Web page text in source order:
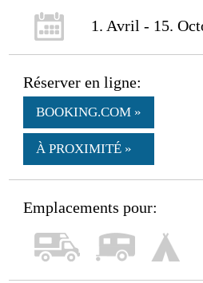
1. Avril - 15.
Réserver en ligne:
BOOKING.COM »
À PROXIMITÉ »
Emplacements pour: